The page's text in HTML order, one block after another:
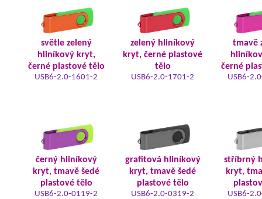
světle zelený
hliníkový kryt,
černé plastové tělo
USB6-2.0-1601-2
zelený hliníkový
kryt, černé plastové
tělo
USB6-2.0-1701-2
tmavě
černé
USB6-
černý hliníkový
kryt, tmavě šedé
plastové tělo
USB6-2.0-0119-2
grafitová hliníkový
kryt, tmavě šedé
plastové tělo
USB6-2.0-0319-2
stříbrný
kryt,
USB6-